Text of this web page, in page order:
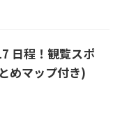
日程！観覧スポ
めマップ付き)